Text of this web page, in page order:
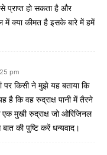
प्राप्त हो सकता है और
क्या कीमत है इसके बारे में हमें
pm
पर किसी ने मुझे यह बताया कि
है कि वह रुद्राक्ष पानी में तैरने
एक मुखी रुद्राक्ष जो ओरिजिनल
की पुष्टि करें धन्यवाद।